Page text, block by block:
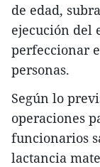
de edad,
ejecución del
perfeccionar
personas.
Según lo
operaciones
funcionarios
lactancia